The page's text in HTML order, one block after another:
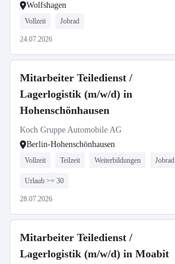
Wolfshagen
Vollzeit Jobrad
24.07.2026
Mitarbeiter Teiledienst /
Lagerlogistik (m/w/d) in
Hohenschönhausen
Koch Gruppe Automobile AG
Berlin-Hohenschönhausen
Vollzeit Teilzeit Weiterbildungen Jobrad
Urlaub >= 30
28.07.2026
Mitarbeiter Teiledienst /
Lagerlogistik (m/w/d) in Moabit